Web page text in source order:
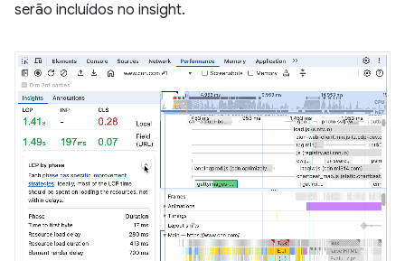
serão incluídos no insight.